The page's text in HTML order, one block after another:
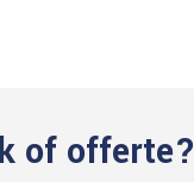
of offerte?